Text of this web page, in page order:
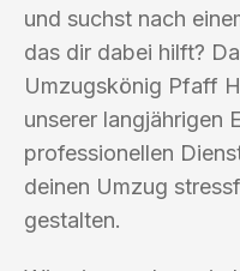
und suchst nach
das dir dabei hilft?
Umzugskönig Pfaff
unserer langjährigen
professionellen
deinen Umzug
gestalten.